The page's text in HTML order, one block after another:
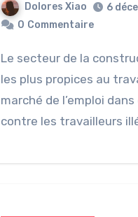
Dolores Xiao
6
0 Commentaire
Le secteur de la construction est l’un des secteurs
les plus propices au
marché de l’emploi
contre les travailleurs